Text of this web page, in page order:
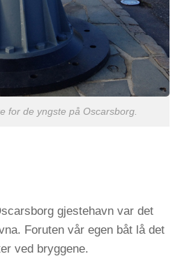
for de yngste på Oscarsborg.
gjestehavn var det
Foruten vår egen båt lå det
ved bryggene.